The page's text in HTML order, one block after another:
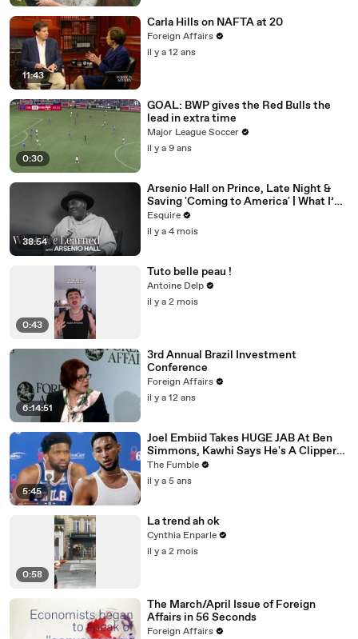
11:43
Carla Hills on NAFTA at 20
Foreign Affairs
il y a 12 ans
0:30
GOAL: BWP gives the Red Bulls the
lead in extra time
Major League Soccer
il y a 9 ans
38:54
Arsenio Hall on Prince, Late Night &
Saving 'Coming to America' | What I’ve
Learned | Esquire
Esquire
il y a 4 mois
0:43
Tuto belle peau !
Antoine Delp
il y a 2 mois
6:14:51
3rd Annual Brazil Investment
Conference
Foreign Affairs
il y a 12 ans
5:45
Joel Embiid Takes HUGE JAB At Ben
Simmons, Kawhi Says He's A Clipper
For Life: NBA Media Day Recap
The Fumble
il y a 5 ans
0:58
La trend ah ok
Cynthia Enparle
il y a 2 mois
The March/April Issue of Foreign
Affairs in 56 Seconds
Foreign Affairs